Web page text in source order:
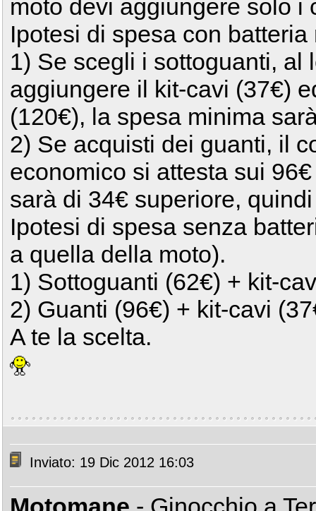
moto devi aggiungere solo i
Ipotesi di spesa con
1) Se scegli i sottoguanti, al
aggiungere il kit-cavi (37€)
(120€), la spesa minima
2) Se acquisti dei guanti, il
economico si attesta sui
sarà di 34€ superiore,
Ipotesi di spesa senza
a quella della moto).
1) Sottoguanti (62€) + kit-
2) Guanti (96€) + kit-cavi
A te la scelta.
Inviato: 19 Dic 2012 16:03